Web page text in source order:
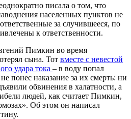
писала о том, что
населенных пунктов не
за случившееся, по
к ответственности.
Пимкин во время
сына. Тот вместе с невестой
удара тока – в воду попал
понес наказание за их смерть: ни
обвинения в халатности, а
людей, как считает Пимкин,
Об этом он написал